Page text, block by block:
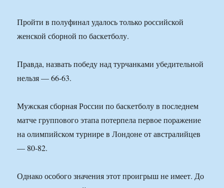
Пройти в полуфинал удалось только российской
женской сборной по баскетболу.
Правда, назвать победу над турчанками убедительной
нельзя — 66-63.
Мужская сборная России по баскетболу в последнем
матче группового этапа потерпела первое поражение
на олимпийском турнире в Лондоне от австралийцев
— 80-82.
Однако особого значения этот проигрыш не имеет. До